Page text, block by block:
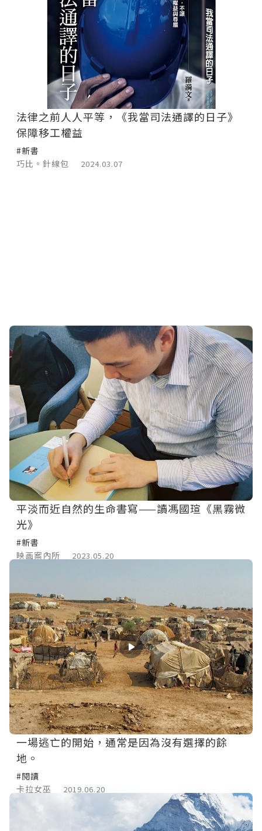
法律之前人人平等，《我當司法通譯的日子》
保障移工權益
#新書
巧比。針線包
2024.03.07
平淡而近自然的生命書寫——讀馮國瑄《黑霧微
光》
#新書
映画案內所
2023.05.20
一場逃亡的開始，通常是因為沒有選擇的餘
地。
#閱讀
卡拉女巫
2019.06.20